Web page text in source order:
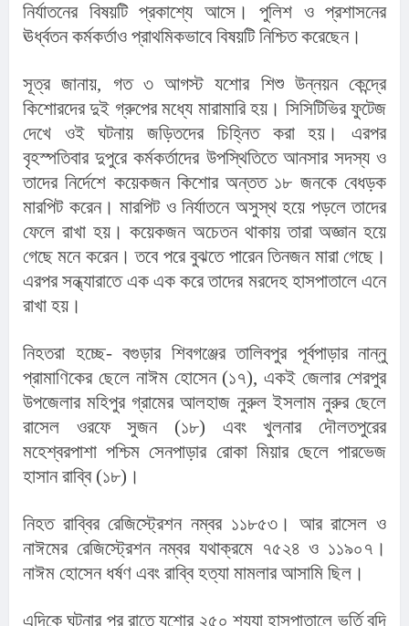
নির্যাতনের বিষয়টি প্রকাশ্যে আসে। পুলিশ ও প্রশাসনের
ঊর্ধ্বতন কর্মকর্তাও প্রাথমিকভাবে বিষয়টি নিশ্চিত করেছেন।
সূত্র জানায়, গত ৩ আগস্ট যশোর শিশু উন্নয়ন কেন্দ্রে
কিশোরদের দুই গ্রুপের মধ্যে মারামারি হয়। সিসিটিভির ফুটেজ
দেখে ওই ঘটনায় জড়িতদের চিহ্নিত করা হয়। এরপর
বৃহস্পতিবার দুপুরে কর্মকর্তাদের উপস্থিতিতে আনসার সদস্য ও
তাদের নির্দেশে কয়েকজন কিশোর অন্তত ১৮ জনকে বেধড়ক
মারপিট করেন। মারপিট ও নির্যাতনে অসুস্থ হয়ে পড়লে তাদের
ফেলে রাখা হয়। কয়েকজন অচেতন থাকায় তারা অজ্ঞান হয়ে
গেছে মনে করেন। তবে পরে বুঝতে পারেন তিনজন মারা গেছে।
এরপর সন্ধ্যারাতে এক এক করে তাদের মরদেহ হাসপাতালে এনে
রাখা হয়।
নিহতরা হচ্ছে- বগুড়ার শিবগঞ্জের তালিবপুর পূর্বপাড়ার নান্নু
প্রামাণিকের ছেলে নাঈম হোসেন (১৭), একই জেলার শেরপুর
উপজেলার মহিপুর গ্রামের আলহাজ নুরুল ইসলাম নুরুর ছেলে
রাসেল ওরফে সুজন (১৮) এবং খুলনার দৌলতপুরের
মহেশ্বরপাশা পশ্চিম সেনপাড়ার রোকা মিয়ার ছেলে পারভেজ
হাসান রাব্বি (১৮)।
নিহত রাব্বির রেজিস্ট্রেশন নম্বর ১১৮৫৩। আর রাসেল ও
নাঈমের রেজিস্ট্রেশন নম্বর যথাক্রমে ৭৫২৪ ও ১১৯০৭।
নাঈম হোসেন ধর্ষণ এবং রাব্বি হত্যা মামলার আসামি ছিল।
এদিকে ঘটনার পর রাতে যশোর ২৫০ শয্যা হাসপাতালে ভর্তি বন্দি